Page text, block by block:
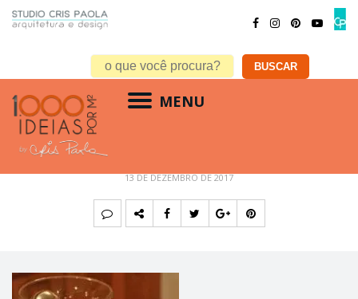
MENU
Vidro com bolas de natal vix.com
13 DE DEZEMBRO DE 2017